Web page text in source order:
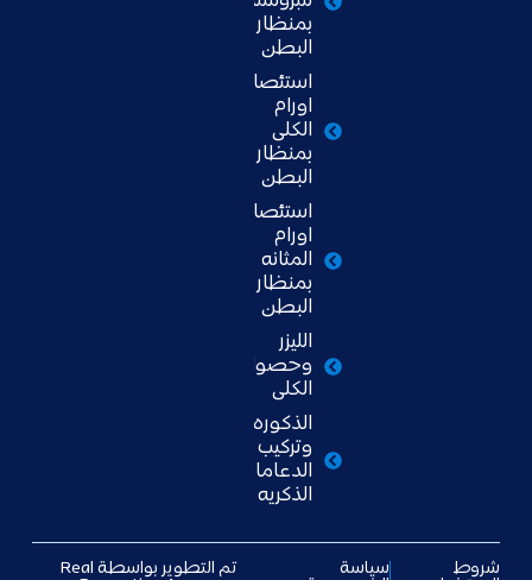
بمنظار
البطن
استئصال
اورام
الكلى
بمنظار
البطن
استئصال
اورام
المثانه
بمنظار
البطن
الليزر
وحصوات
الكلى
الذكوره
وتركيب
الدعامات
الذكريه
شروط سياسة تم التطوير بواسطةReal